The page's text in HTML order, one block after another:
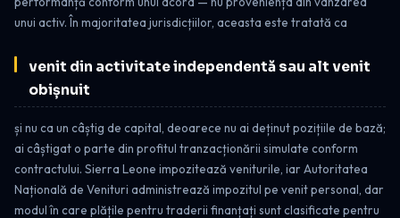
unui activ. În majoritatea jurisdicțiilor, aceasta este tratată ca
venit din activitate independentă sau alt venit
obișnuit
și nu ca un câștig de capital, deoarece nu ai deținut pozițiile de bază;
ai câștigat o parte din profitul tranzacționării simulate conform
contractului. Sierra Leone impozitează veniturile, iar Autoritatea
Națională de Venituri administrează impozitul pe venit personal, dar
modul în care plățile pentru traderii finanțați sunt clasificate pentru